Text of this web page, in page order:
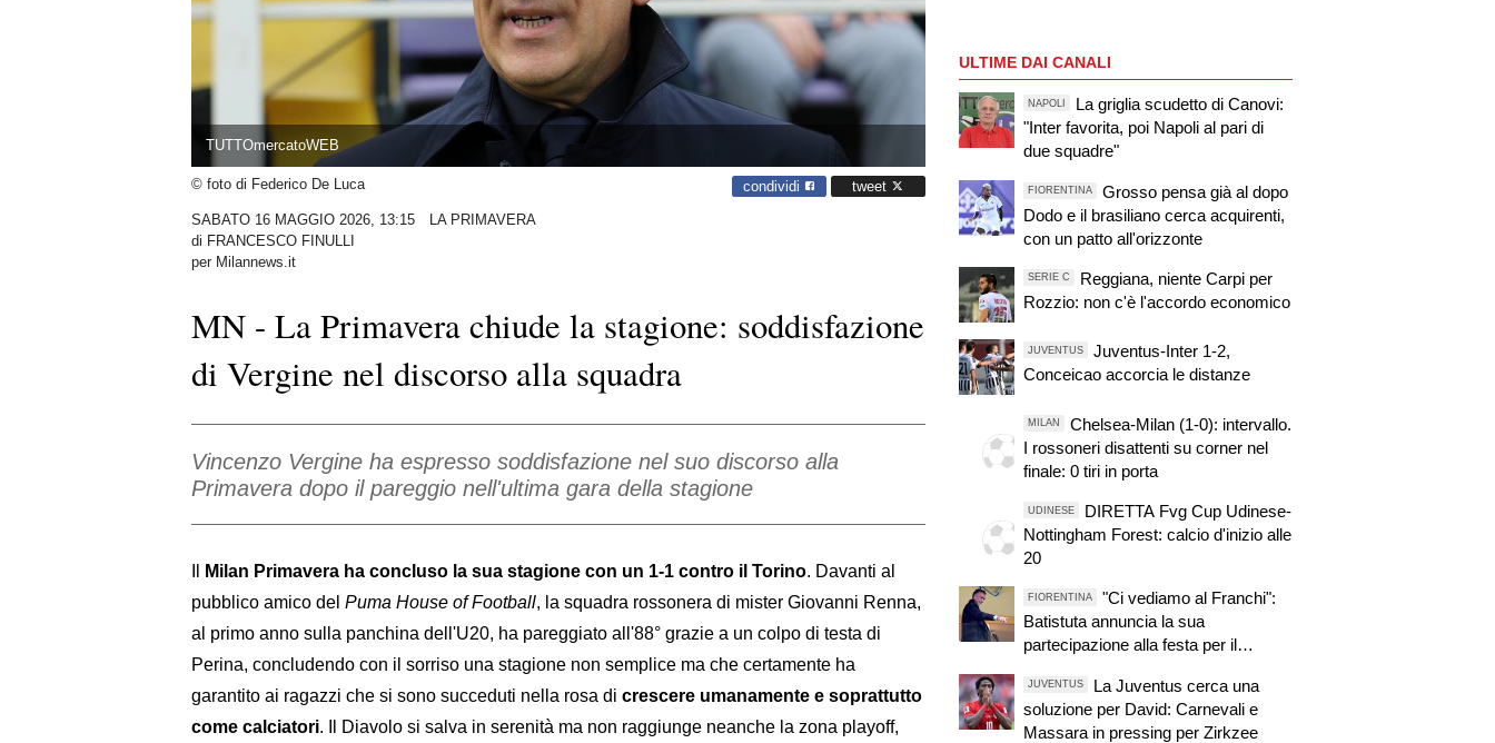
TUTTOmercatoWEB
© foto di Federico De Luca condividi tweet
SABATO 16 MAGGIO 2026, 13:15
LA PRIMAVERA
di FRANCESCO FINULLI
per Milannews.it
MN - La Primavera chiude la stagione: soddisfazione
di Vergine nel discorso alla squadra
Vincenzo Vergine ha espresso soddisfazione nel suo discorso alla
Primavera dopo il pareggio nell'ultima gara della stagione
Milan Primavera ha concluso la sua stagione con un 1-1 contro il Torino. Davanti al
pubblico amico del Puma House of Football, la squadra rossonera di mister Giovanni Renna,
al primo anno sulla panchina dell'U20, ha pareggiato all'88° grazie a un colpo di testa di
Perina, concludendo con il sorriso una stagione non semplice ma che certamente ha
garantito ai ragazzi che si sono succeduti nella rosa di crescere umanamente e soprattutto
come calciatori. Il Diavolo si salva in serenità ma non raggiunge neanche la zona playoff,
ULTIME DAI CANALI
NAPOLI
La griglia scudetto di Canovi:
"Inter favorita, poi Napoli al pari di
due squadre"
FIORENTINA
Grosso pensa già al dopo
Dodo e il brasiliano cerca acquirenti,
con un patto all'orizzonte
SERIE C
Reggiana, niente Carpi per
Rozzio: non c'è l'accordo economico
JUVENTUS
Juventus-Inter 1-2,
Conceicao accorcia le distanze
MILAN
Chelsea-Milan (1-0): intervallo.
I rossoneri disattenti su corner nel
finale: 0 tiri in porta
UDINESE
DIRETTA Fvg Cup Udinese-
Nottingham Forest: calcio d'inizio alle
20
FIORENTINA
"Ci vediamo al Franchi":
Batistuta annuncia la sua
partecipazione alla festa per il
JUVENTUS
La Juventus cerca una
soluzione per David: Carnevali e
Massara in pressing per Zirkzee